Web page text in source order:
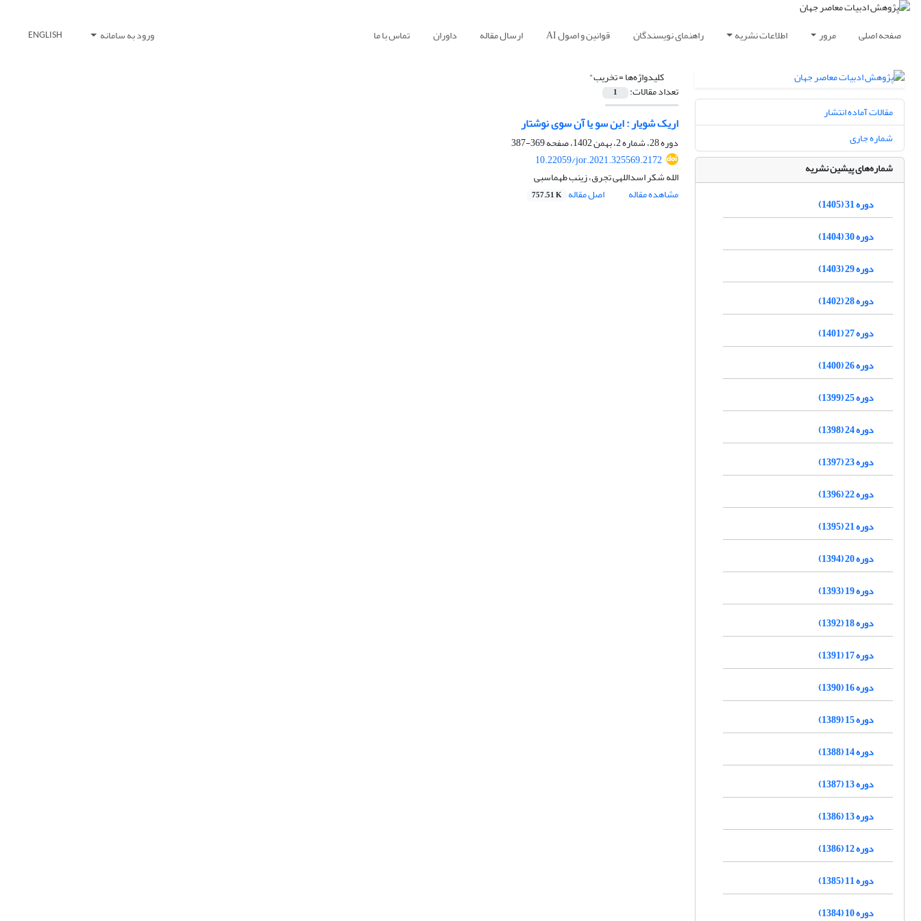
صفحه اصلی مرور اطلاعات نشریه راهنمای نویسندگان قوانین و اصول AI ارسال مقاله داوران تماس با ما ورود به سامانه ENGLISH
کلیدواژه‌ها =تخریب"
تعداد مقالات: 1
اریک شویار : این سو یا آن سوی نوشتار
دوره 28، شماره 2، بهمن 1402، صفحه
369-387
10.22059/jor.2021.325569.2172
الله شکر اسداللهی تجرق، زینب طهماسبی
مشاهده مقاله
اصل مقاله 757.51 K
مقالات آماده انتشار
شماره جاری
شماره‌های پیشین نشریه
دوره 31 (1405)
دوره 30 (1404)
دوره 29 (1403)
دوره 28 (1402)
دوره 27 (1401)
دوره 26 (1400)
دوره 25 (1399)
دوره 24 (1398)
دوره 23 (1397)
دوره 22 (1396)
دوره 21 (1395)
دوره 20 (1394)
دوره 19 (1393)
دوره 18 (1392)
دوره 17 (1391)
دوره 16 (1390)
دوره 15 (1389)
دوره 14 (1388)
دوره 13 (1387)
دوره 13 (1386)
دوره 12 (1386)
دوره 11 (1385)
دوره 10 (1384)